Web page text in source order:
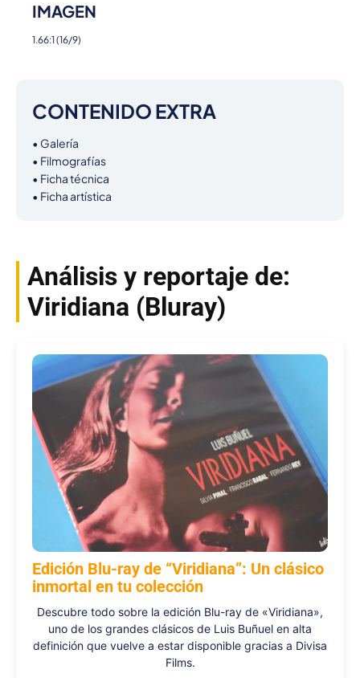
IMAGEN
1.66:1 (16/9)
CONTENIDO EXTRA
• Galería
• Filmografías
• Ficha técnica
• Ficha artística
Análisis y reportaje de:
Viridiana (Bluray)
Edición Blu-ray de “Viridiana”: Un clásico
inmortal en tu colección
Descubre todo sobre la edición Blu-ray de «Viridiana»,
uno de los grandes clásicos de Luis Buñuel en alta
definición que vuelve a estar disponible gracias a Divisa
Films.